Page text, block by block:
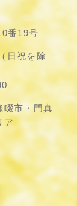
番19号
祝を除
市・門真
ア